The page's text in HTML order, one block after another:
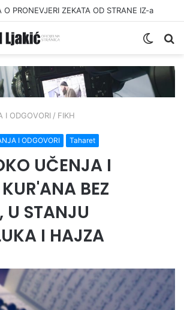
OFRLJE
Switch
I ODGOVORI / FIKH
I ODGOVORI Taharet
UČENJA I
BEZ
U STANJU
I HAJZA